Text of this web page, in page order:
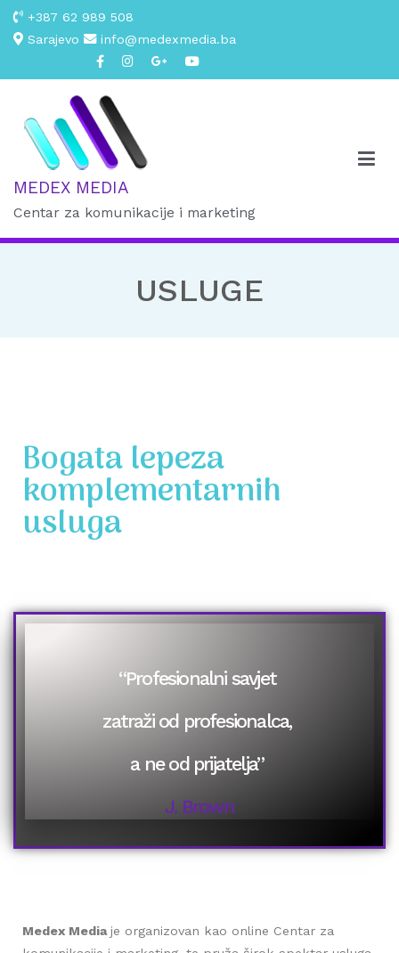
+387 62 989 508
Sarajevo
info@medexmedia.ba
MEDEX MEDIA
Centar za komunikacije i marketing
USLUGE
Bogata lepeza
komplementarnih
usluga
“Profesionalni savjet
zatraži od profesionalca,
a ne od prijatelja”
J. Brown
Medex Media je organizovan kao online Centar za